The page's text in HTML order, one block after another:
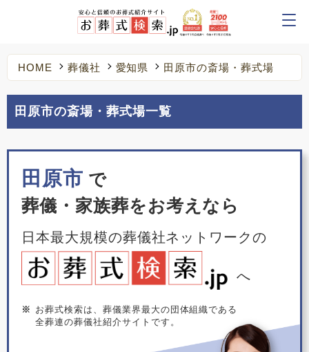
HOME 葬儀社 愛知県 田原市の斎場・葬式場
田原市の斎場・葬式場一覧
田原市 で
葬儀・家族葬をお考えなら
日本最大規模の葬儀社ネットワークの
へ
※
お葬式検索は、葬儀業界最大の団体組織である
全葬連の葬儀社紹介サイトです。